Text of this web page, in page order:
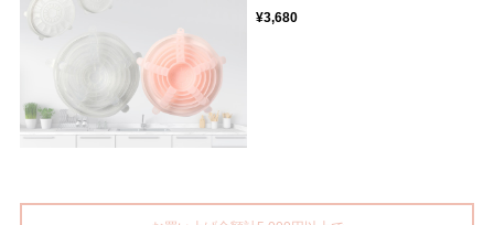
¥3,680